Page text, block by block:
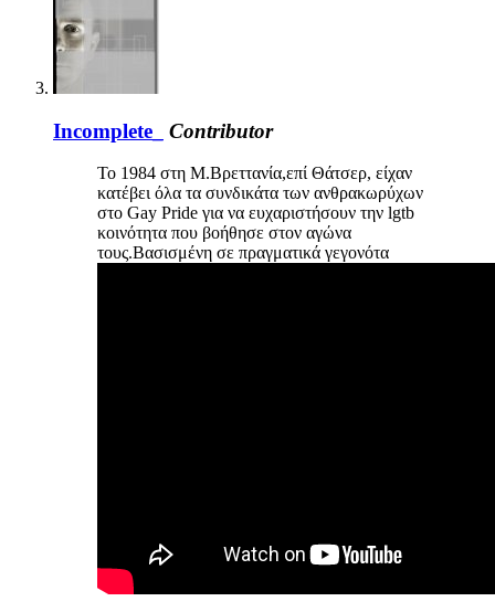
Incomplete_ Contributor
Το 1984 στη Μ.Βρεττανία,επί Θάτσερ, είχαν
κατέβει όλα τα συνδικάτα των ανθρακωρύχων
στο Gay Pride για να ευχαριστήσουν την lgtb
κοινότητα που βοήθησε στον αγώνα
τους.Βασισμένη σε πραγματικά γεγονότα